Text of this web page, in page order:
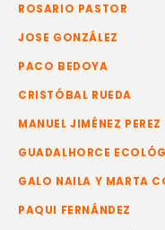
ROSARIO PASTOR
JOSE GONZÁLEZ
PACO BEDOYA
CRISTÓBAL RUEDA
MANUEL JIMÉNEZ PEREZ
GUADALHORCE
GALO NAILA Y MARTA
PAQUI FERNÁNDEZ